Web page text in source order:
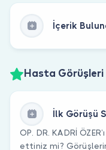
İçerik
Hasta Görüşleri
İlk Görüşü
OP. DR. KADRİ
ettiniz mi?